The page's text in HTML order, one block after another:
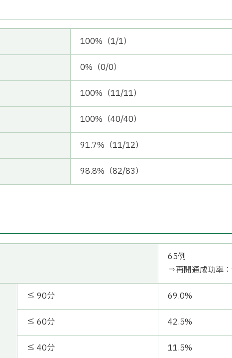
100%（1/1）
0%（0/0）
100%（11/11）
100%（40/40）
91.7%（11/12）
98.8%（82/83）
65例
⇒再開通成功率
≦ 90分 69.0%
≦ 60分 42.5%
≦ 40分 11.5%